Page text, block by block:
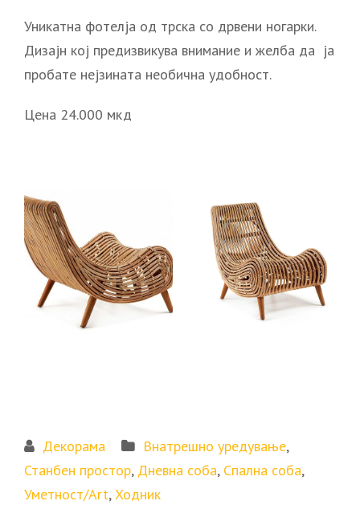
Уникатна фотелја од трска со дрвени ногарки.
Дизајн кој предизвикува внимание и желба да ја
пробате нејзината необична удобност.
Цена 24.000 мкд
Декорама Внатрешно уредување,
Станбен простор, Дневна соба, Спална соба,
Уметност/Art,Ходник